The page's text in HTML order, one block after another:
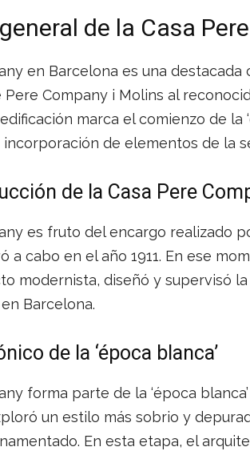
de la Casa
en Barcelona es una
Pere Company i Molins al
marca el comienzo de la
de elementos de la
de la Casa Pere
es fruto del encargo realizado
a cabo en el año 1911. En ese
modernista, diseñó y supervisó
Barcelona.
de la ‘época blanca’
forma parte de la ‘época
un estilo más sobrio y
En esta etapa, el